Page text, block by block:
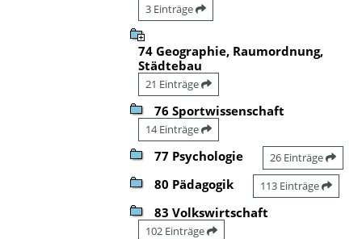
3 Einträge
74 Geographie, Raumordnung,
Städtebau
21 Einträge
76 Sportwissenschaft
14 Einträge
77 Psychologie 26 Einträge
80 Pädagogik 113 Einträge
83 Volkswirtschaft
102 Einträge